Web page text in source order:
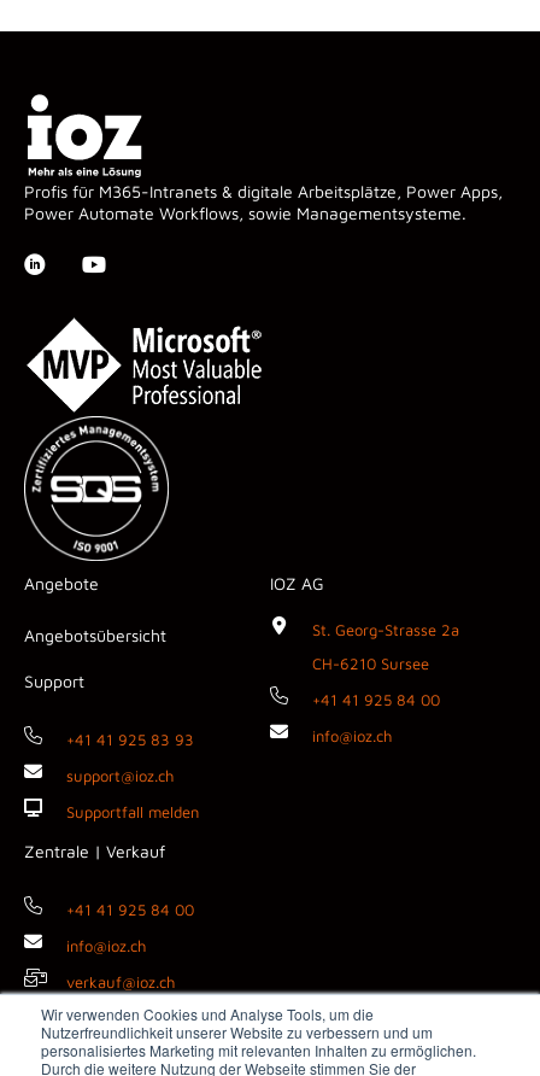
Wir verwenden Cookies und Analyse Tools, um die
Nutzerfreundlichkeit unserer Website zu verbessern und um
personalisiertes Marketing mit relevanten Inhalten zu ermöglichen.
Durch die weitere Nutzung der Webseite stimmen Sie der
Profis für M365-Intranets & digitale Arbeitsplätze, Power Apps,
Power Automate Workflows, sowie Managementsysteme.
Angebote
Angebotsübersicht
Support
+41 41 925 83 93
support@ioz.ch
Supportfall melden
Zentrale | Verkauf
+41 41 925 84 00
info@ioz.ch
verkauf@ioz.ch
IOZ AG
St. Georg-Strasse 2a
CH-6210 Sursee
+41 41 925 84 00
info@ioz.ch